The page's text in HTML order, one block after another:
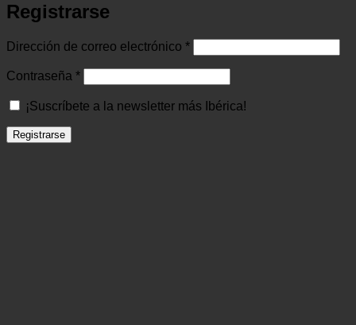
Registrarse
Dirección de correo electrónico *Obligatorio
Contraseña *Obligatorio
¡Suscríbete a la newsletter más Ibérica!
Registrarse